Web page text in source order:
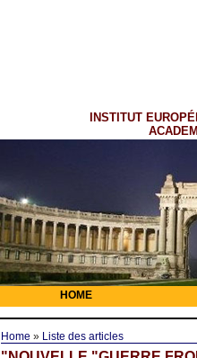
INSTITUT
HOME
Home » Liste des articles